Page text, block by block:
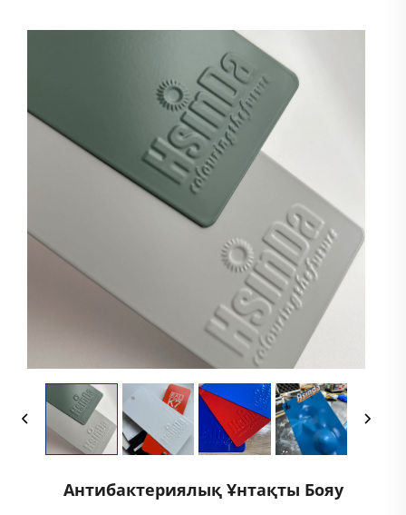
Антибактериялық Ұнтақты Бояу